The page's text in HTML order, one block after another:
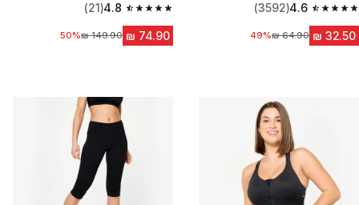
4.6
4.6 out of 5 stars from 3592 reviews
(3592)
מחיר לפני הנחה‏64.90 ₪
49%
4.8
4.8 out of 5 stars from 21 reviews
(21)
מחיר לפני הנחה‏149.90 ₪
50%